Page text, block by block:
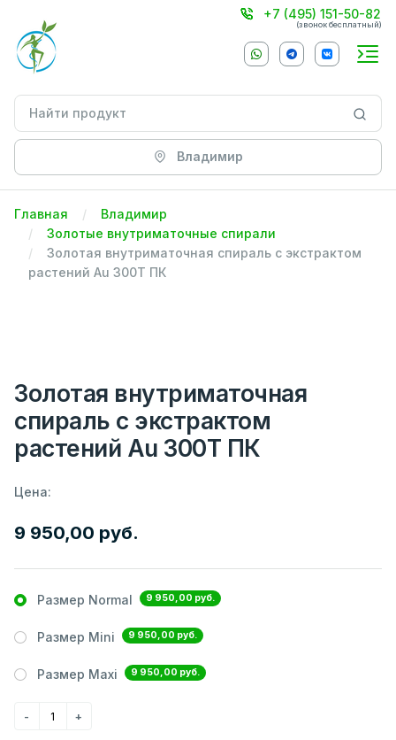
+7 (495) 151-50-82
(звонок бесплатный)
Владимир
Главная
Владимир
Золотые внутриматочные спирали
Золотая внутриматочная спираль с экстрактом
растений Au 300Т ПК
Золотая внутриматочная
спираль с экстрактом
растений Au 300Т ПК
Цена:
9 950,00 руб.
Размер Normal 9 950,00 руб.
Размер Mini 9 950,00 руб.
Размер Maxi 9 950,00 руб.